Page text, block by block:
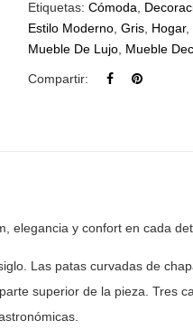
Etiquetas:Cómoda
Estilo Moderno ,Gris Hogar,
Mueble De Lujo Mueble
Compartir:
elegancia y confort en cada
Las patas curvadas de
parte superior de la pieza. Tres